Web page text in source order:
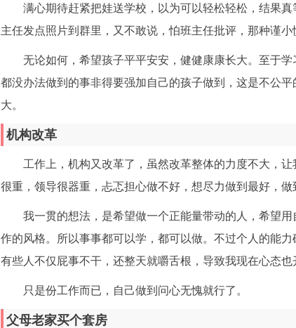
满心期待赶紧把娃送学校，以为可以轻松轻松，结果
主任发点照片到群里，又不敢说，怕班主任批评，那种谨
无论如何，希望孩子平平安安，健健康康长大。至于
都没办法做到的事非得要强加自己的孩子做到，这是不公
大。
机构改革
工作上，机构又改革了，虽然改革整体的力度不大，
很重，领导很器重，忐忑担心做不好，想尽力做到最好，做
我一贯的想法，是希望做一个正能量带动的人，希望
作的风格。所以事事都可以学，都可以做。不过个人的能
有些人不仅屁事不干，还整天就嚼舌根，导致我现在心态也
只是份工作而已，自己做到问心无愧就行了。
父母老家买个套房